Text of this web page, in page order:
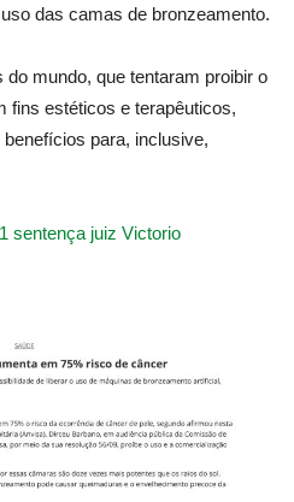
das camas de bronzeamento.
mundo, que tentaram proibir o
fins estéticos e terapêuticos,
para, inclusive,
1 sentença juiz Victorio